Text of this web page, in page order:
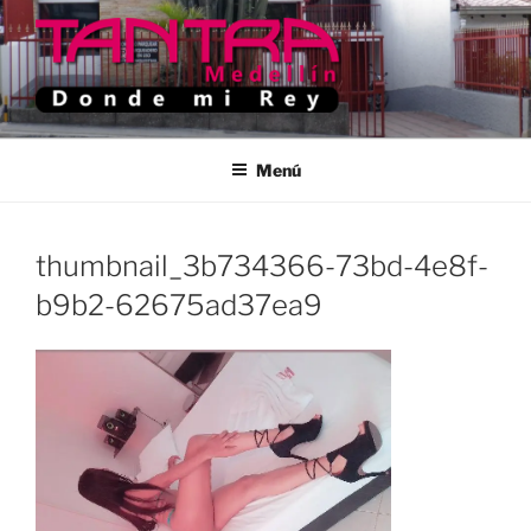
Saltar
al
contenido
TANTRA MEDELLIN
Donde Mi Rey
Menú
thumbnail_3b734366-73bd-4e8f-
b9b2-62675ad37ea9